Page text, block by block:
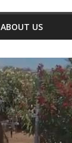
ABOUT US